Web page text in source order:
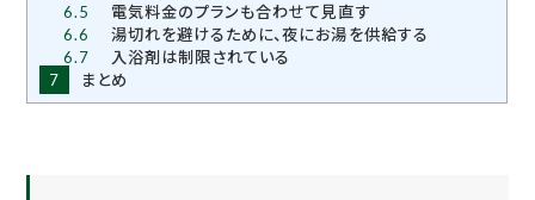
6.5
電気料金のプランも合わせて見直す
6.6
湯切れを避けるために、夜にお湯を供給する
6.7
入浴剤は制限されている
7
まとめ